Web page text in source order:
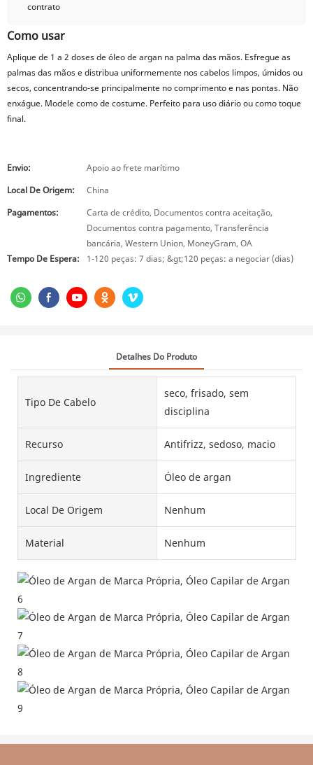
contrato
Como usar
Aplique de 1 a 2 doses de óleo de argan na palma das mãos. Esfregue as
palmas das mãos e distribua uniformemente nos cabelos limpos, úmidos ou
secos, concentrando-se principalmente no comprimento e nas pontas. Não
enxágue. Modele como de costume. Perfeito para uso diário ou como toque
final.
Envio:
Apoio ao frete marítimo
Local De Origem:
China
Pagamentos:
Carta de crédito, Documentos contra aceitação,
Documentos contra pagamento, Transferência
bancária, Western Union, MoneyGram, OA
Tempo De Espera:
1-120 peças: 7 dias; &gt;120 peças: a negociar (dias)
Detalhes Do Produto
Tipo De Cabelo
seco, frisado, sem
disciplina
Recurso Antifrizz, sedoso, macio
Ingrediente Óleo de argan
Local De Origem Nenhum
Material Nenhum